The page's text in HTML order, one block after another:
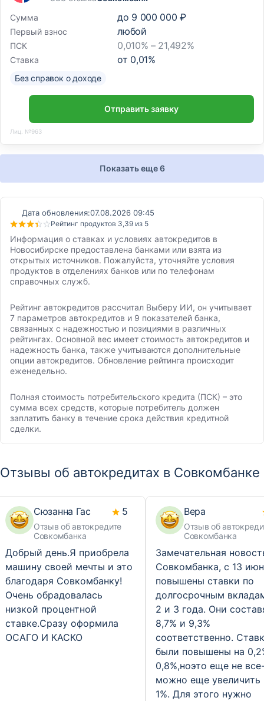
Сумма
до 9 000 000 ₽
Первый взнос любой
ПСК 0,010% – 21,492%
Ставка от 0,01%
Без справок о доходе
Отправить заявку
Лиц. №963
Показать еще 6
Дата обновления:07.08.2026 09:45
Рейтинг продуктов 3,39 из 5
Информация о ставках и условиях автокредитов в
Новосибирске предоставлена банками или взята из
открытых источников. Пожалуйста, уточняйте условия
продуктов в отделениях банков или по телефонам
справочных служб.
Рейтинг автокредитов рассчитал Выберу ИИ, он учитывает
7 параметров автокредитов и 9 показателей банка,
связанных с надежностью и позициями в различных
рейтингах. Основной вес имеет стоимость автокредитов и
надежность банка, также учитываются дополнительные
опции автокредитов. Обновление рейтинга происходит
еженедельно.
Полная стоимость потребительского кредита (ПСК) – это
сумма всех средств, которые потребитель должен
заплатить банку в течение срока действия кредитной
сделки.
Отзывы об автокредитах в Совкомбанке
Сюзанна Гас
Отзыв об автокредите
Совкомбанка
5
Добрый день.Я приобрела
машину своей мечты и это
благодаря Совкомбанку!
Очень обрадовалась
низкой процентной
ставке.Сразу оформила
ОСАГО И КАСКО
Вера
Отзыв об
Совкомбанка
Замечательная
Совкомбанка, с 13
повышены ставки по
долгосрочным
2 и 3 года. Они
8,7% и 9,3%
соответственно.
были повышены на
0,8%,ноэто еще не
можно еще увеличить
1%. Для этого нужно